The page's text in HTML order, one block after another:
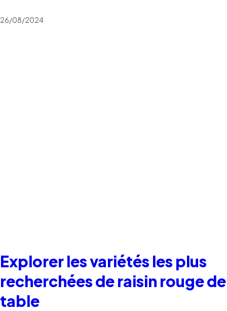
26/08/2024
Explorer les variétés les plus
recherchées de raisin rouge de
table